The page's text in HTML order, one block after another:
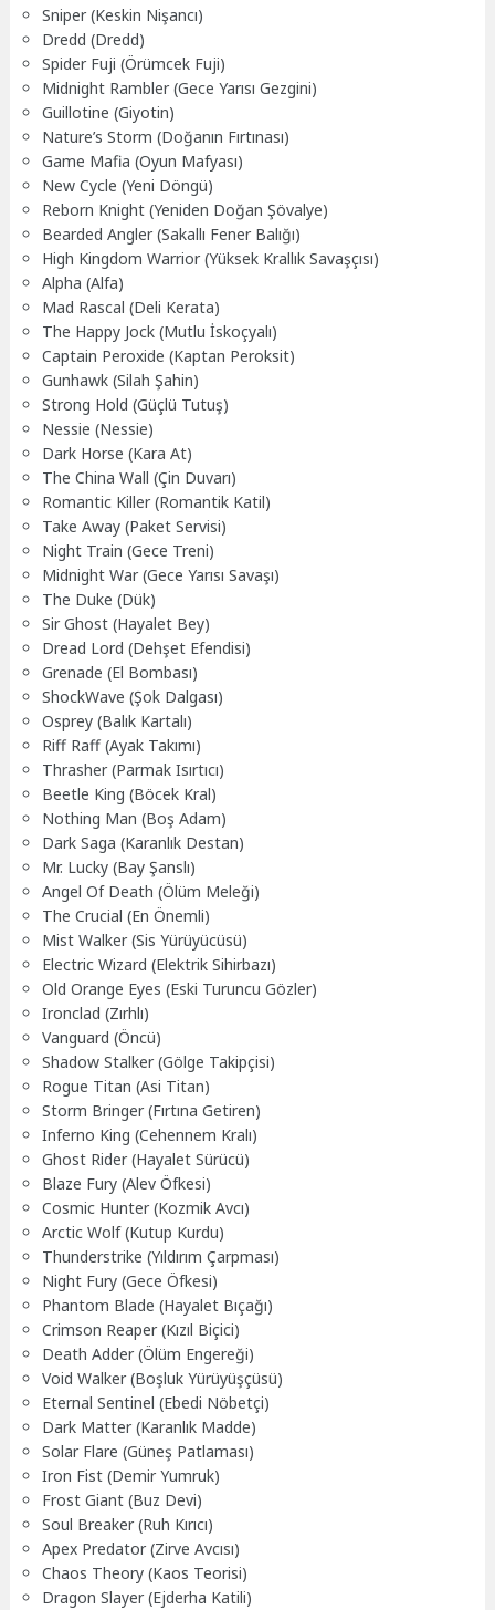
Sniper (Keskin Nişancı)
Dredd (Dredd)
Spider Fuji (Örümcek Fuji)
Midnight Rambler (Gece Yarısı Gezgini)
Guillotine (Giyotin)
Nature’s Storm (Doğanın Fırtınası)
Game Mafia (Oyun Mafyası)
New Cycle (Yeni Döngü)
Reborn Knight (Yeniden Doğan Şövalye)
Bearded Angler (Sakallı Fener Balığı)
High Kingdom Warrior (Yüksek Krallık Savaşçısı)
Alpha (Alfa)
Mad Rascal (Deli Kerata)
The Happy Jock (Mutlu İskoçyalı)
Captain Peroxide (Kaptan Peroksit)
Gunhawk (Silah Şahin)
Strong Hold (Güçlü Tutuş)
Nessie (Nessie)
Dark Horse (Kara At)
The China Wall (Çin Duvarı)
Romantic Killer (Romantik Katil)
Take Away (Paket Servisi)
Night Train (Gece Treni)
Midnight War (Gece Yarısı Savaşı)
The Duke (Dük)
Sir Ghost (Hayalet Bey)
Dread Lord (Dehşet Efendisi)
Grenade (El Bombası)
ShockWave (Şok Dalgası)
Osprey (Balık Kartalı)
Riff Raff (Ayak Takımı)
Thrasher (Parmak Isırtıcı)
Beetle King (Böcek Kral)
Nothing Man (Boş Adam)
Dark Saga (Karanlık Destan)
Mr. Lucky (Bay Şanslı)
Angel Of Death (Ölüm Meleği)
The Crucial (En Önemli)
Mist Walker (Sis Yürüyücüsü)
Electric Wizard (Elektrik Sihirbazı)
Old Orange Eyes (Eski Turuncu Gözler)
Ironclad (Zırhlı)
Vanguard (Öncü)
Shadow Stalker (Gölge Takipçisi)
Rogue Titan (Asi Titan)
Storm Bringer (Fırtına Getiren)
Inferno King (Cehennem Kralı)
Ghost Rider (Hayalet Sürücü)
Blaze Fury (Alev Öfkesi)
Cosmic Hunter (Kozmik Avcı)
Arctic Wolf (Kutup Kurdu)
Thunderstrike (Yıldırım Çarpması)
Night Fury (Gece Öfkesi)
Phantom Blade (Hayalet Bıçağı)
Crimson Reaper (Kızıl Biçici)
Death Adder (Ölüm Engereği)
Void Walker (Boşluk Yürüyüşçüsü)
Eternal Sentinel (Ebedi Nöbetçi)
Dark Matter (Karanlık Madde)
Solar Flare (Güneş Patlaması)
Iron Fist (Demir Yumruk)
Frost Giant (Buz Devi)
Soul Breaker (Ruh Kırıcı)
Apex Predator (Zirve Avcısı)
Chaos Theory (Kaos Teorisi)
Dragon Slayer (Ejderha Katili)